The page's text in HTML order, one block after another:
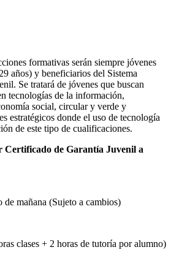
formativas serán siempre jóvenes
años) y beneficiarios del Sistema
Se tratará de jóvenes que buscan
tecnologías de la información,
social, circular y verde y
estratégicos donde el uso de tecnología
de este tipo de cualificaciones.
de Garantía Juvenil a
mañana (Sujeto a cambios)
clases + 2 horas de tutoría por alumno)